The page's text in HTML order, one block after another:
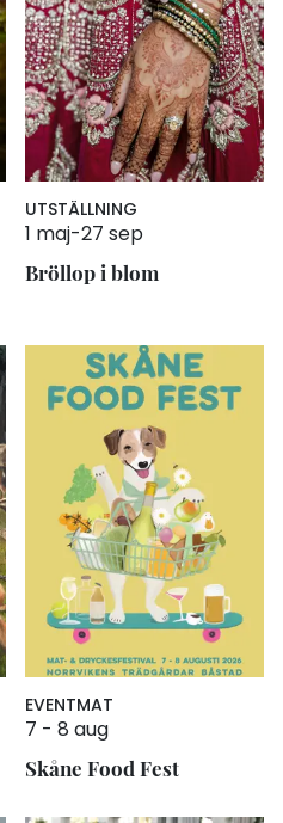
UTSTÄLLNING
1 maj-27 sep
Bröllop i blom
EVENTMAT
7 - 8 aug
Skåne Food Fest